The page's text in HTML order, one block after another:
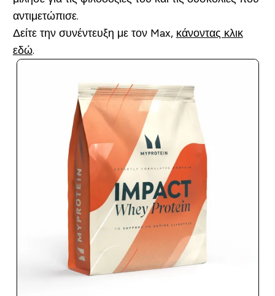
αντιμετώπισε.
Δείτε την συνέντευξη με τον Max, κάνοντας κλικ
εδώ.